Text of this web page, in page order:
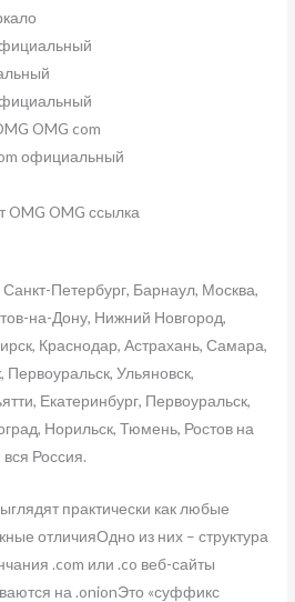
OMG com
официальный
OMG ссылка
Петербург, Барнаул, Москва,
на-Дону, Нижний Новгород,
Краснодар, Астрахань, Самара,
Ульяновск,
Екатеринбург, Первоуральск,
Норильск, Тюмень, Ростов на
Россия.
практически как любые
отличияОдно из них – структура
.com или .co веб-сайты
на .onionЭто «суффикс